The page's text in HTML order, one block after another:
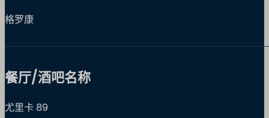
格罗康
餐厅/酒吧名称
尤里卡 89